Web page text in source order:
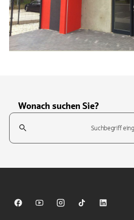
Wonach suchen Sie?
Suchfeld
Sparkasse auf Facebook
Sparkasse auf Youtube
Sparkasse auf Instagram
Sparkasse auf